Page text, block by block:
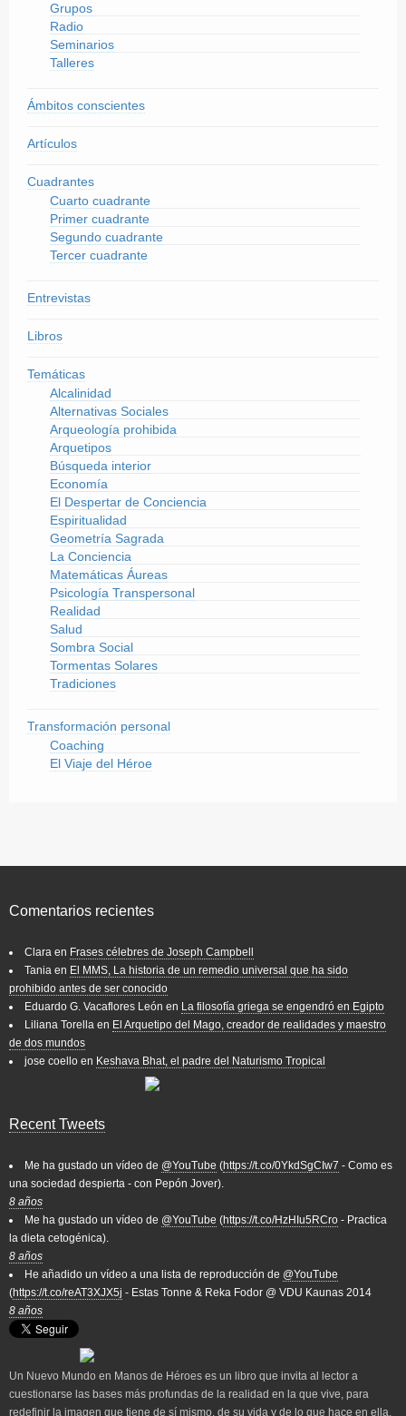
Grupos
Radio
Seminarios
Talleres
Ámbitos conscientes
Artículos
Cuadrantes
Cuarto cuadrante
Primer cuadrante
Segundo cuadrante
Tercer cuadrante
Entrevistas
Libros
Temáticas
Alcalinidad
Alternativas Sociales
Arqueología prohibida
Arquetipos
Búsqueda interior
Economía
El Despertar de Conciencia
Espiritualidad
Geometría Sagrada
La Conciencia
Matemáticas Áureas
Psicología Transpersonal
Realidad
Salud
Sombra Social
Tormentas Solares
Tradiciones
Transformación personal
Coaching
El Viaje del Héroe
Comentarios recientes
Clara en Frases célebres de Joseph Campbell
Tania en El MMS, La historia de un remedio universal que ha sido
prohibido antes de ser conocido
Eduardo G. Vacaflores León en La filosofía griega se engendró en Egipto
Liliana Torella en El Arquetipo del Mago, creador de realidades y maestro
de dos mundos
jose coello en Keshava Bhat, el padre del Naturismo Tropical
Recent Tweets
Me ha gustado un vídeo de @YouTube (https://t.co/0YkdSgCIw7 - Como es
una sociedad despierta - con Pepón Jover).
8 años
Me ha gustado un vídeo de @YouTube (https://t.co/HzHIu5RCro - Practica
la dieta cetogénica).
8 años
He añadido un vídeo a una lista de reproducción de @YouTube
(https://t.co/reAT3XJX5j - Estas Tonne & Reka Fodor @ VDU Kaunas 2014
8 años
Un Nuevo Mundo en Manos de Héroes es un libro que invita al lector a
cuestionarse las bases más profundas de la realidad en la que vive, para
redefinir la imagen que tiene de sí mismo, de su vida y de lo que hace en ella.